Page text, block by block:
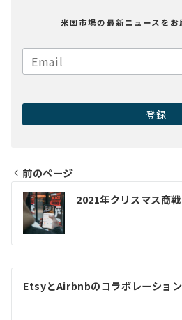
米国市場の最新ニュースをお
投
稿
ナ
ビ
ゲ
前のページ
2021年クリスマス商
EtsyとAirbnbのコラボレーション